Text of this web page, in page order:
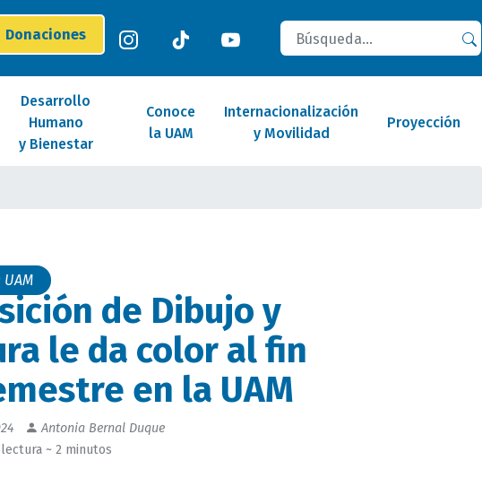
Donaciones
Buscar
Desarrollo
Humano
y Bienestar
Conoce
la UAM
Internacionalización
y Movilidad
Proyección
UAM
de Dibujo y
le da color al fin
en la UAM
Antonia Bernal Duque
~ 2 minutos